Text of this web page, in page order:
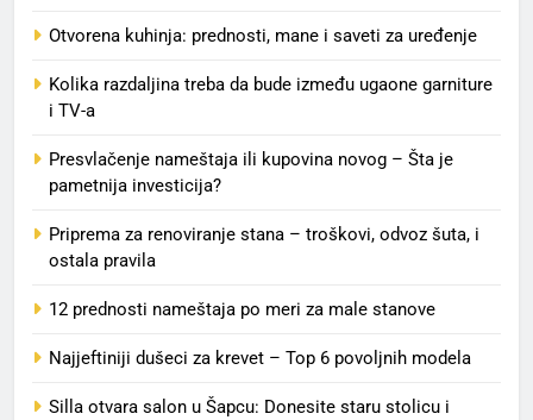
Otvorena kuhinja: prednosti, mane i saveti za uređenje
Kolika razdaljina treba da bude između ugaone garniture
i TV-a
Presvlačenje nameštaja ili kupovina novog – Šta je
pametnija investicija?
Priprema za renoviranje stana – troškovi, odvoz šuta, i
ostala pravila
12 prednosti nameštaja po meri za male stanove
Najjeftiniji dušeci za krevet – Top 6 povoljnih modela
Silla otvara salon u Šapcu: Donesite staru stolicu i